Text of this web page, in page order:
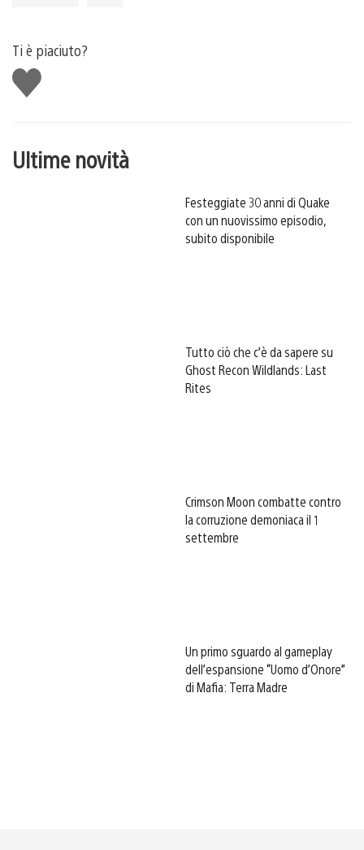
Ti è piaciuto?
Mi
piace
Ultime novità
Festeggiate 30 anni di Quake
con un nuovissimo episodio,
subito disponibile
Tutto ciò che c’è da sapere su
Ghost Recon Wildlands: Last
Rites
Crimson Moon combatte contro
la corruzione demoniaca il 1
settembre
Un primo sguardo al gameplay
dell’espansione “Uomo d’Onore”
di Mafia: Terra Madre